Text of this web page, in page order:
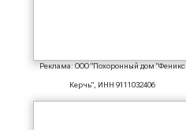
Реклама: ООО "Похоронный дом "Феникс
Керчь", ИНН 9111032406